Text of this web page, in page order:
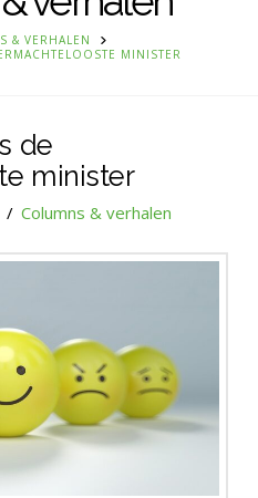
& VERHALEN
MINISTER
de
minister
Columns & verhalen